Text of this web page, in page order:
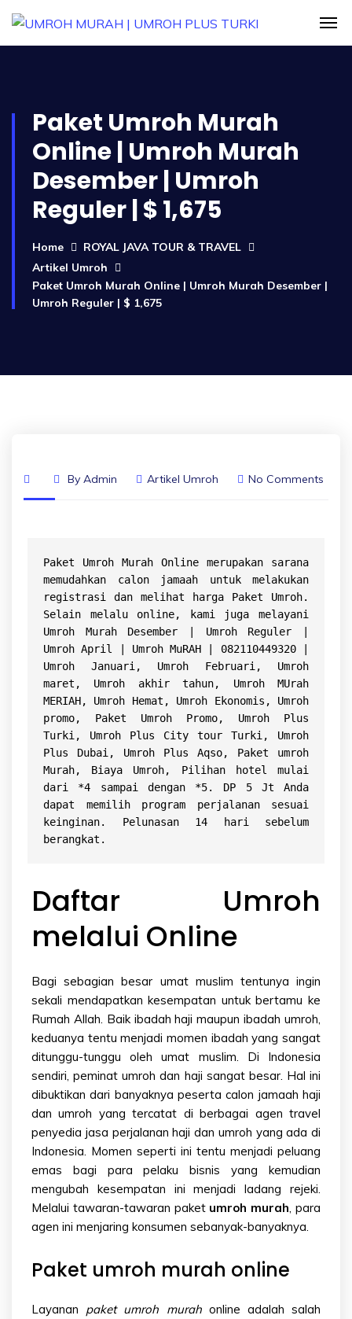
Paket Umroh Murah
Online | Umroh Murah
Desember | Umroh
Reguler | $ 1,675
Home
ROYAL JAVA TOUR & TRAVEL
Artikel Umroh
Paket Umroh Murah Online | Umroh Murah Desember |
Umroh Reguler | $ 1,675
By Admin Artikel Umroh No Comments
Paket Umroh Murah Online merupakan sarana
memudahkan calon jamaah untuk melakukan
registrasi dan melihat
harga Paket Umroh.
Selain melalu online, kami juga melayani
Umroh Murah Desember | Umroh Reguler |
Umroh April | Umroh MuRAH | 082110449320 |
Umroh Januari, Umroh Februari, Umroh
maret, Umroh akhir tahun, Umroh MUrah
MERIAH, Umroh Hemat, Umroh Ekonomis, Umroh
promo, Paket Umroh Promo, Umroh Plus
Turki, Umroh Plus City tour Turki, Umroh
Plus Dubai, Umroh Plus Aqso, Paket umroh
Murah, Biaya Umroh, Pilihan hotel mulai
dari *4 sampai dengan *5. DP 5 Jt Anda
dapat memilih program perjalanan sesuai
keinginan. Pelunasan 14 hari sebelum
berangkat.
Daftar Umroh
melalui Online
Bagi sebagian besar umat muslim tentunya ingin
sekali mendapatkan kesempatan untuk bertamu ke
Rumah Allah. Baik ibadah haji maupun ibadah umroh,
keduanya tentu menjadi momen ibadah yang sangat
ditunggu-tunggu oleh umat muslim. Di Indonesia
sendiri, peminat umroh dan haji sangat besar. Hal ini
dibuktikan dari banyaknya peserta calon jamaah haji
dan umroh yang tercatat di berbagai agen travel
penyedia jasa perjalanan haji dan umroh yang ada di
Indonesia. Momen seperti ini tentu menjadi peluang
emas bagi para pelaku bisnis yang kemudian
mengubah kesempatan ini menjadi ladang rejeki.
Melalui tawaran-tawaran paket umroh murah, para
agen ini menjaring konsumen sebanyak-banyaknya.
Paket umroh murah online
Layanan paket umroh murah online adalah salah